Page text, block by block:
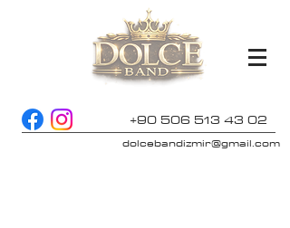
dolcebandizmir@gmail.com
+90 506 513 43 02